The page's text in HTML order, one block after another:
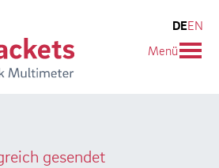
SUCHEN
DEEN
Menü
gesendet